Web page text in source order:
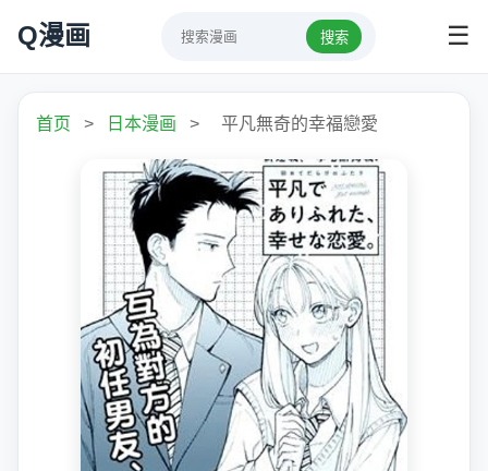
Q漫画 搜索 ☰
首页 > 日本漫画 > 平凡無奇的幸福戀愛